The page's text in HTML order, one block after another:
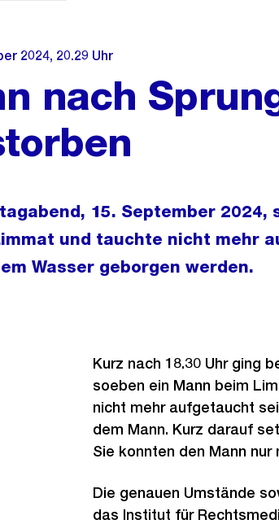
2024, 20.29 Uhr
nach
15. September 2024,
und tauchte nicht mehr
Wasser geborgen werden.
Kurz nach 18.30 Uhr ging
soeben ein Mann beim
nicht mehr aufgetaucht
dem Mann. Kurz darauf
Sie konnten den Mann
Die genauen Umstände
das Institut für